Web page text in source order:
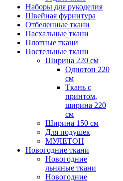
Наборы для рукоделия
Швейная фурнитура
Отбеленные ткани
Пасхальные ткани
Плотные ткани
Постельные ткани
Ширина 220 см
Однотон 220
см
Ткань с
принтом,
ширина 220
см
Ширина 150 см
Для подушек
МУЛЕТОН
Новогодние ткани
Новогодние
льняные ткани
Новогодние